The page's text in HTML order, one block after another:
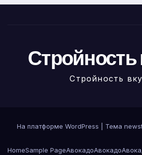
Стройность
Стройность
На платформе WordPress Тема
HomeSample PageАвокадоАвокадо